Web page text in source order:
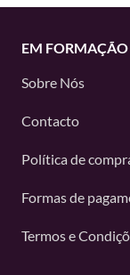
EM FORMAÇÃO
Sobre Nós
Contacto
Política de
Formas de
Termos e